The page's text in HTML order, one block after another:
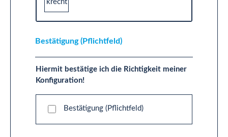
Bestätigung (Pflichtfeld)
Hiermit bestätige ich die Richtigkeit meiner
Konfiguration!
Bestätigung (Pflichtfeld)